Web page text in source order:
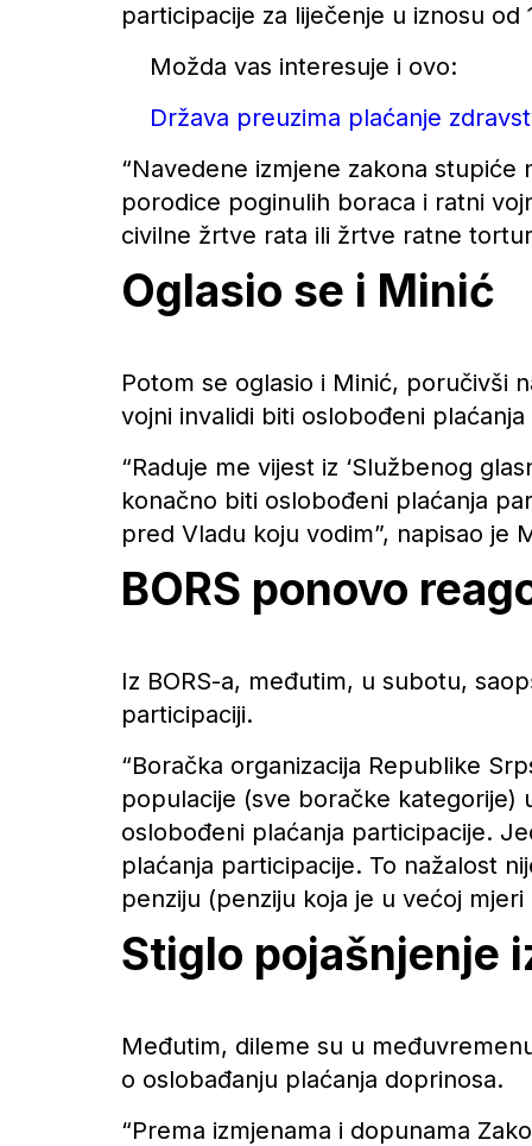
participacije za liječenje u iznosu
Možda vas interesuje i ovo:
Država preuzima plaćanje
“Navedene izmjene zakona
porodice poginulih boraca i ratni
civilne žrtve rata ili žrtve ratne
Oglasio se i Minić
Potom se oglasio i Minić, poručivši
vojni invalidi biti oslobođeni
“Raduje me vijest iz ‘Službenog
konačno biti oslobođeni plaćanja
pred Vladu koju vodim”, napisao je
BORS ponovo
Iz BORS-a, međutim, u subotu,
participaciji.
“Boračka organizacija Republike
populacije (sve boračke kategorije)
oslobođeni plaćanja participacije.
plaćanja participacije. To nažalost
penziju (penziju koja je u većoj
Stiglo pojašnjenje
Međutim, dileme su u
o oslobađanju plaćanja doprinosa.
“Prema izmjenama i dopunama